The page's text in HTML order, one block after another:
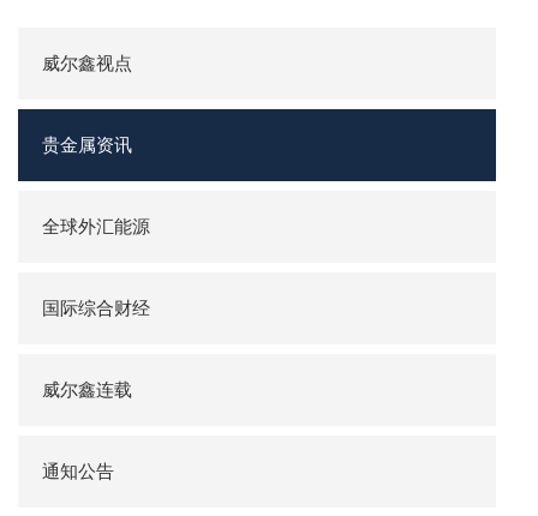
威尔鑫视点
贵金属资讯
全球外汇能源
国际综合财经
威尔鑫连载
通知公告